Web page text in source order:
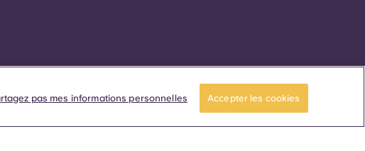
Lorsque des termes désignant un genre
spécifique apparaissent sur ce site web, ils sont
destinés à s'appliquer à tous, sans distinction de
pas mes informations personnelles Accepter les cookies